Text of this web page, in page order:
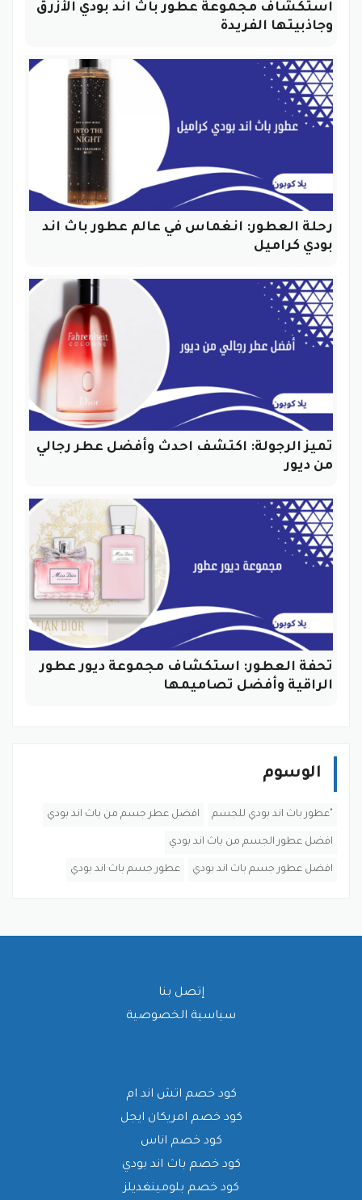
استكشاف مجموعة عطور باث اند بودي الأزرق
وجاذبيتها الفريدة
رحلة العطور: انغماس في عالم عطور باث اند
بودي كراميل
تميز الرجولة: اكتشف احدث وأفضل عطر رجالي
من ديور
تحفة العطور: استكشاف مجموعة ديور عطور
الراقية وأفضل تصاميمها
الوسوم
"عطور باث اند بودي للجسم افضل عطر جسم من باث اند بودي
افضل عطور الجسم من باث اند بودي
افضل عطور جسم باث اند بودي عطور جسم باث اند بودي
إتصل بنا
سياسية الخصوصية
كود خصم اتش اند ام
كود خصم امريكان ايجل
كود خصم اناس
كود خصم باث اند بودي
كود خصم بلومينغديلز